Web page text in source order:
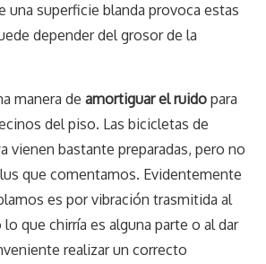
una superficie blanda provoca estas
depender del grosor de la
manera de amortiguar el ruido para
del piso. Las bicicletas de
vienen bastante preparadas, pero no
que comentamos. Evidentemente
es por vibración trasmitida al
que chirría es alguna parte o al dar
realizar un correcto